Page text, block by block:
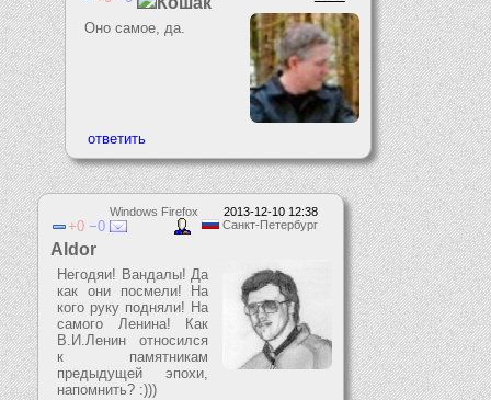
Оно самое, да.
2013-12-10 12:38
Windows Firefox
Санкт-Петербург
0 0
Aldor
Негодяи! Вандалы! Да
как они посмели! На
кого руку подняли! На
самого Ленина! Как
В.И.Ленин относился
к памятникам
предыдущей эпохи,
напомнить? :)))